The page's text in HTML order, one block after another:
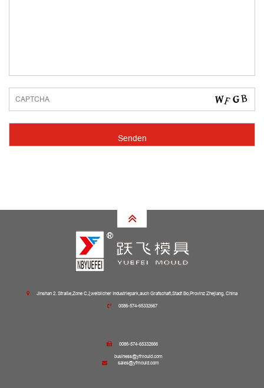
Jinshan 2. Straße,Zone C,ξweiblicher Industriepark,auch Grafschaft,Stadt Bo,Provinz Zhejiang, China
0086-574-65332667
0086-574-65332666
business@yfmould.com
sales@yfmould.com